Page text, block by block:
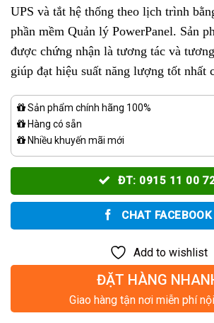
UPS và tắt hệ thống theo lịch trình
phần mềm Quản lý PowerPanel. Sản
được chứng nhận là tương tác và
giúp đạt hiệu suất năng lượng tốt nhất
Sản phẩm chính hãng 100%
Hàng có sẵn
Nhiều khuyến mãi mới
ĐT: 0915 11 00
CHAT FACEBOOK
Add to wishlist
ĐẶT HÀNG
Giao hàng tận nơi miễn phí